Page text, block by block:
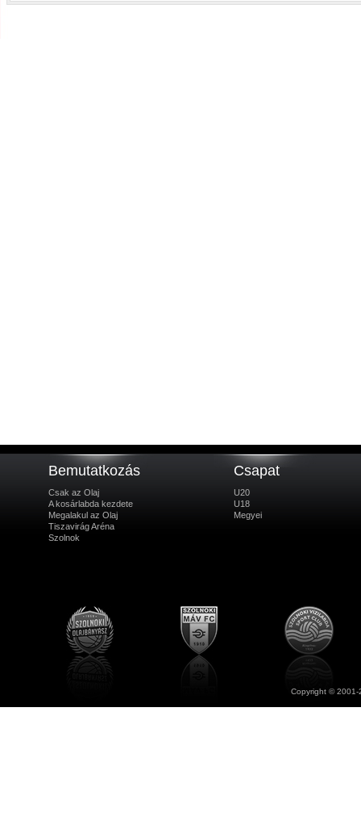
Bemutatkozás
Csak az Olaj
A kosárlabda kezdete
Megalakul az Olaj
Tiszavirág Aréna
Szolnok
Csapat
U20
U18
Megyei
Copyright ©